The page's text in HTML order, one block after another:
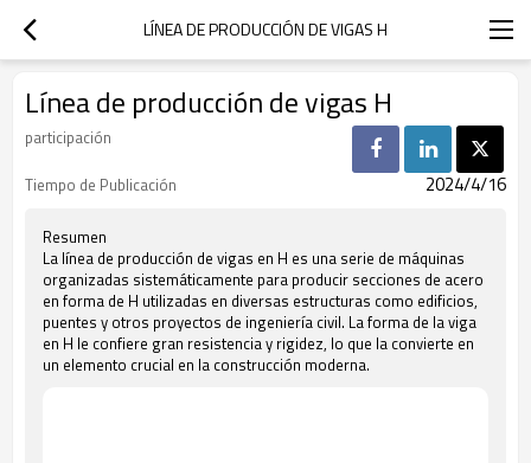
LÍNEA DE PRODUCCIÓN DE VIGAS H
Línea de producción de vigas H
participación
Tiempo de Publicación
2024/4/16
Resumen
La línea de producción de vigas en H es una serie de máquinas
organizadas sistemáticamente para producir secciones de acero
en forma de H utilizadas en diversas estructuras como edificios,
puentes y otros proyectos de ingeniería civil. La forma de la viga
en H le confiere gran resistencia y rigidez, lo que la convierte en
un elemento crucial en la construcción moderna.